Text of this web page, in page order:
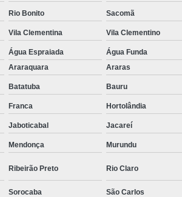
Rio Bonito Sacomã
Vila Clementina Vila Clementino
Água Espraiada
Água Funda
Araraquara Araras
Batatuba Bauru
Franca Hortolândia
Jaboticabal Jacareí
Mendonça Murundu
Ribeirão Preto Rio Claro
Sorocaba São Carlos